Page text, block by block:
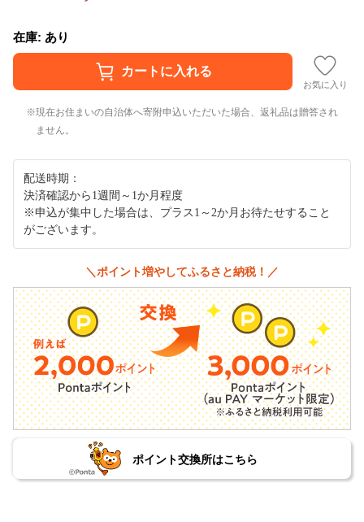
在庫: あり
お気に入り
現在お住まいの自治体へ寄附申込いただいた場合、返礼品は贈答され
ません。
配送時期：
決済確認から1週間～1か月程度
※申込が集中した場合は、プラス1～2か月お待たせすること
がございます。
＼ポイント増やしてふるさと納税！／
ポイント交換所はこちら